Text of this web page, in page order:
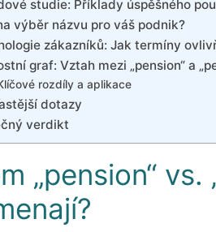
studie: Příklady úspěšného
výběr názvu pro váš podnik?
zákazníků: Jak termíny
graf: Vztah mezi „pension“ a
rozdíly a aplikace
dotazy
verdikt
„pension“ vs.